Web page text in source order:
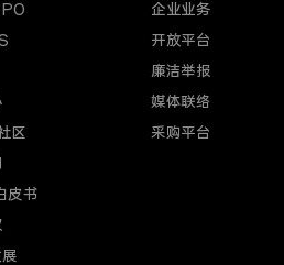
区
皮书
企业业务
开放平台
廉洁举报
媒体联络
采购平台